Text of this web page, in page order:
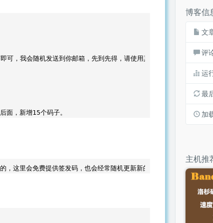
可，我会随机发送到你邮箱，先到先得，请使用真实邮箱留言，且使用
博客信
文
评
运
最
加
主机推